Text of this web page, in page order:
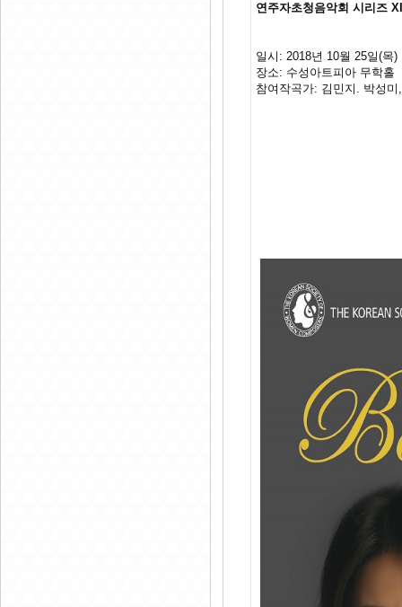
연주자초청음악회 시리즈
일시: 2018년 10월 25일(목
장소: 수성아트피아 무학홀
참여작곡가: 김민지. 박성